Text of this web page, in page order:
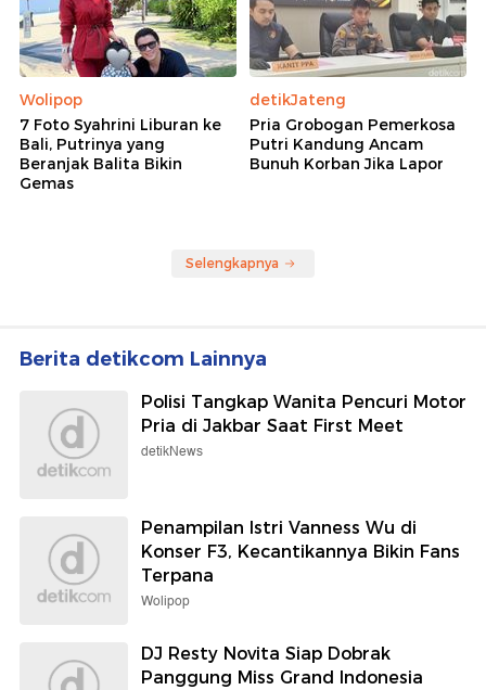
Wolipop
7 Foto Syahrini Liburan ke
Bali, Putrinya yang
Beranjak Balita Bikin
Gemas
detikJateng
Pria Grobogan Pemerkosa
Putri Kandung Ancam
Bunuh Korban Jika Lapor
Selengkapnya
Berita detikcom Lainnya
Polisi Tangkap Wanita Pencuri Motor
Pria di Jakbar Saat First Meet
detikNews
Penampilan Istri Vanness Wu di
Konser F3, Kecantikannya Bikin Fans
Terpana
Wolipop
DJ Resty Novita Siap Dobrak
Panggung Miss Grand Indonesia